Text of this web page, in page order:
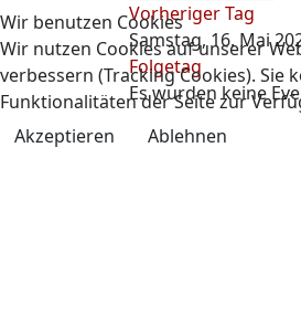
Vorheriger Tag
Samstag, 16. Mai
Folgetag
Es wurden keine
Wir benutzen Cookies
Wir nutzen Cookies auf unserer
verbessern (Tracking Cookies).
Funktionalitäten der Seite zur
Akzeptieren
Ablehnen